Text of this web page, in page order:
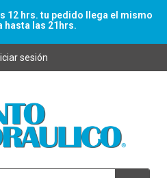
12 hrs. tu pedido llega el mismo
hasta las 21hrs.
sesión